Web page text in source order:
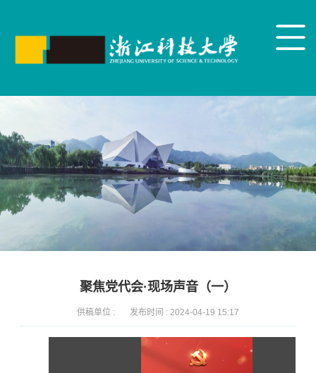
聚焦党代会·现场声音（一）
供稿单位 : 发布时间 : 2024-04-19 15:17